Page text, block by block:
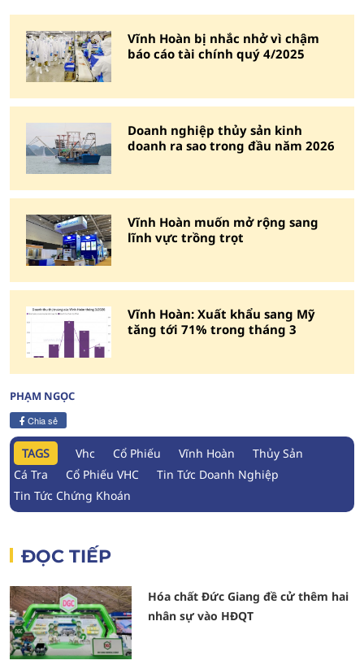
Vĩnh Hoàn bị nhắc nhở vì chậm
báo cáo tài chính quý 4/2025
Doanh nghiệp thủy sản kinh
doanh ra sao trong đầu năm 2026
Vĩnh Hoàn muốn mở rộng sang
lĩnh vực trồng trọt
Vĩnh Hoàn: Xuất khẩu sang Mỹ
tăng tới 71% trong tháng 3
PHẠM NGỌC
Chia sẻ
TAGS Vhc Cổ Phiếu Vĩnh Hoàn
Thủy Sản
Cá Tra
Cổ Phiếu VHC
Tin Tức Doanh Nghiệp
Tin Tức Chứng Khoán
ĐỌC TIẾP
Hóa chất Đức Giang đề cử thêm hai
nhân sự vào HĐQT